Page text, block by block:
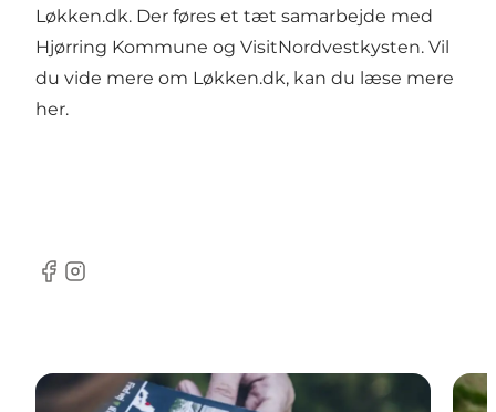
Løkken.dk. Der føres et tæt samarbejde med
Hjørring Kommune og VisitNordvestkysten. Vil
du vide mere om Løkken.dk, kan du læse mere
her.
Facebook
Instagram